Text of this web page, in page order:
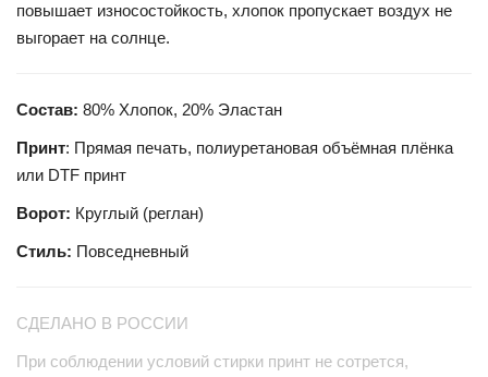
повышает износостойкость, хлопок пропускает воздух не
выгорает на солнце.
Состав: 80% Хлопок, 20% Эластан
Принт: Прямая печать, полиуретановая объёмная плёнка
или DTF принт
Ворот: Круглый (реглан)
Стиль: Повседневный
СДЕЛАНО В РОССИИ
При соблюдении условий стирки принт не сотрется,